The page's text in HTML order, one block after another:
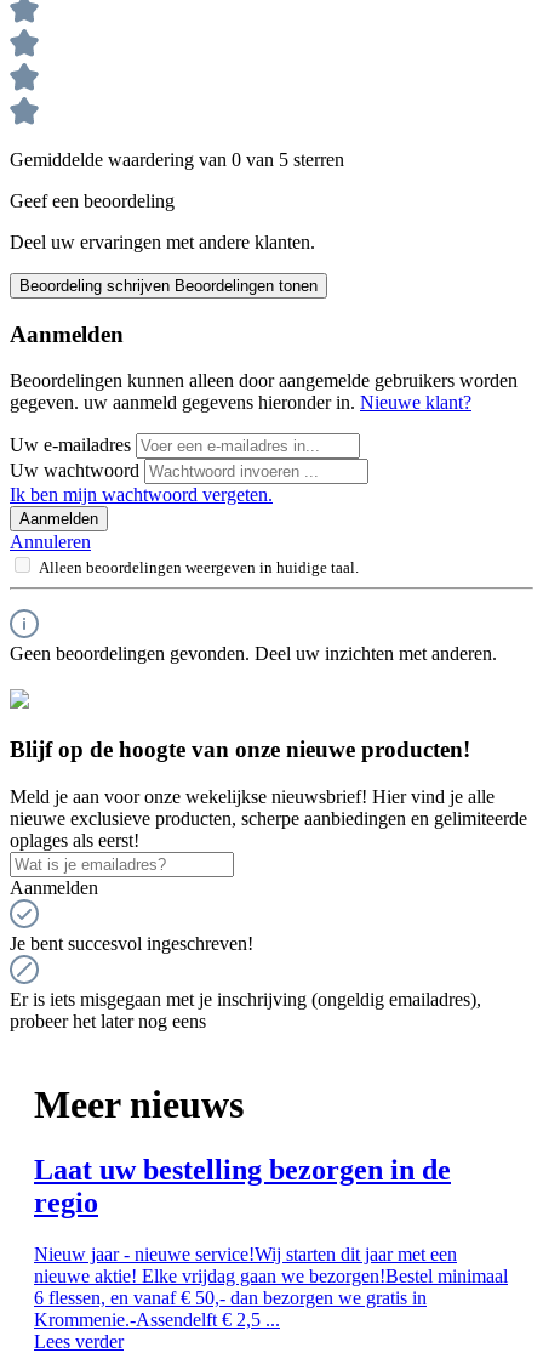
Gemiddelde waardering van 0 van 5 sterren
Geef een beoordeling
Deel uw ervaringen met andere klanten.
Beoordeling schrijven Beoordelingen tonen
Aanmelden
Beoordelingen kunnen alleen door aangemelde gebruikers worden
gegeven. uw aanmeld gegevens hieronder in. Nieuwe klant?
Uw e-mailadres
Uw wachtwoord
Ik ben mijn wachtwoord vergeten.
Aanmelden
Annuleren
Alleen beoordelingen weergeven in huidige taal.
Geen beoordelingen gevonden. Deel uw inzichten met anderen.
Blijf op de hoogte van onze nieuwe producten!
Meld je aan voor onze wekelijkse nieuwsbrief! Hier vind je alle
nieuwe exclusieve producten, scherpe aanbiedingen en gelimiteerde
oplages als eerst!
Aanmelden
Je bent succesvol ingeschreven!
Er is iets misgegaan met je inschrijving (ongeldig emailadres),
probeer het later nog eens
Meer nieuws
Laat uw bestelling bezorgen in de
regio
Nieuw jaar - nieuwe service!Wij starten dit jaar met een
nieuwe aktie! Elke vrijdag gaan we bezorgen!Bestel minimaal
6 flessen, en vanaf € 50,- dan bezorgen we gratis in
Krommenie.-Assendelft € 2,5 ...
Lees verder